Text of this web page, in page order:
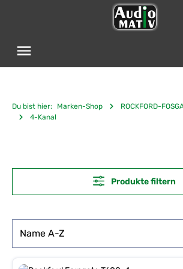
Du bist hier: Marken-Shop ROCKFORD-
4-Kanal
Produkte filtern